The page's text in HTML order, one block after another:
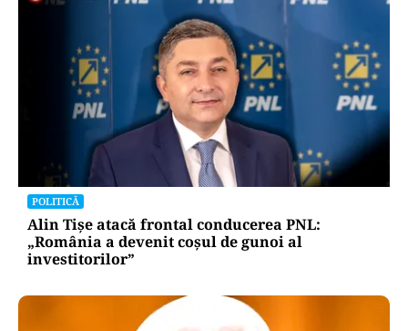
POLITICĂ
Alin Tișe atacă frontal conducerea PNL:
„România a devenit coșul de gunoi al
investitorilor”